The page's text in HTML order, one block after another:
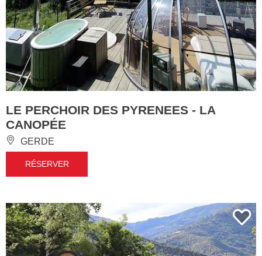
LE PERCHOIR DES PYRENEES - LA
CANOPÉE
GERDE
RÉSERVER